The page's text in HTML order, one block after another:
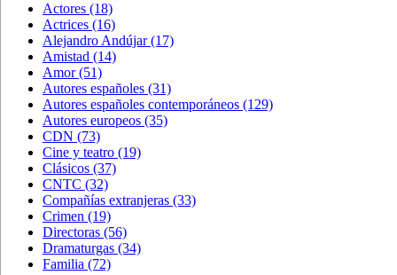
Actores (18)
Actrices (16)
Alejandro Andújar(17)
Amistad (14)
Amor(51)
Autores españoles (31)
Autores españoles contemporáneos (129)
Autores europeos (35)
CDN (73)
Cine y teatro (19)
Clásicos (37)
CNTC (32)
Compañías extranjeras (33)
Crimen (19)
Directoras (56)
Dramaturgas (34)
Familia (72)